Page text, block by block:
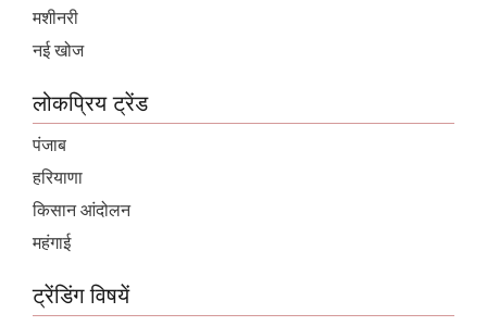
मशीनरी
नई खोज
लोकप्रिय ट्रेंड
पंजाब
हरियाणा
किसान आंदोलन
महंगाई
ट्रेंडिंग विषयें